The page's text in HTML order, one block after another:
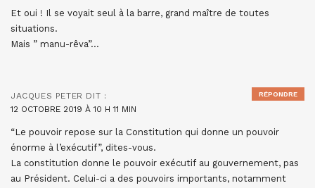
Et oui ! Il se voyait seul à la barre, grand maître de toutes
situations.
Mais ” manu-rêva”…
JACQUES PETER DIT :
12 OCTOBRE 2019 À 10 H 11 MIN
“Le pouvoir repose sur la Constitution qui donne un pouvoir
énorme à l’exécutif”, dites-vous.
La constitution donne le pouvoir exécutif au gouvernement, pas
au Président. Celui-ci a des pouvoirs importants, notamment
RÉPONDRE